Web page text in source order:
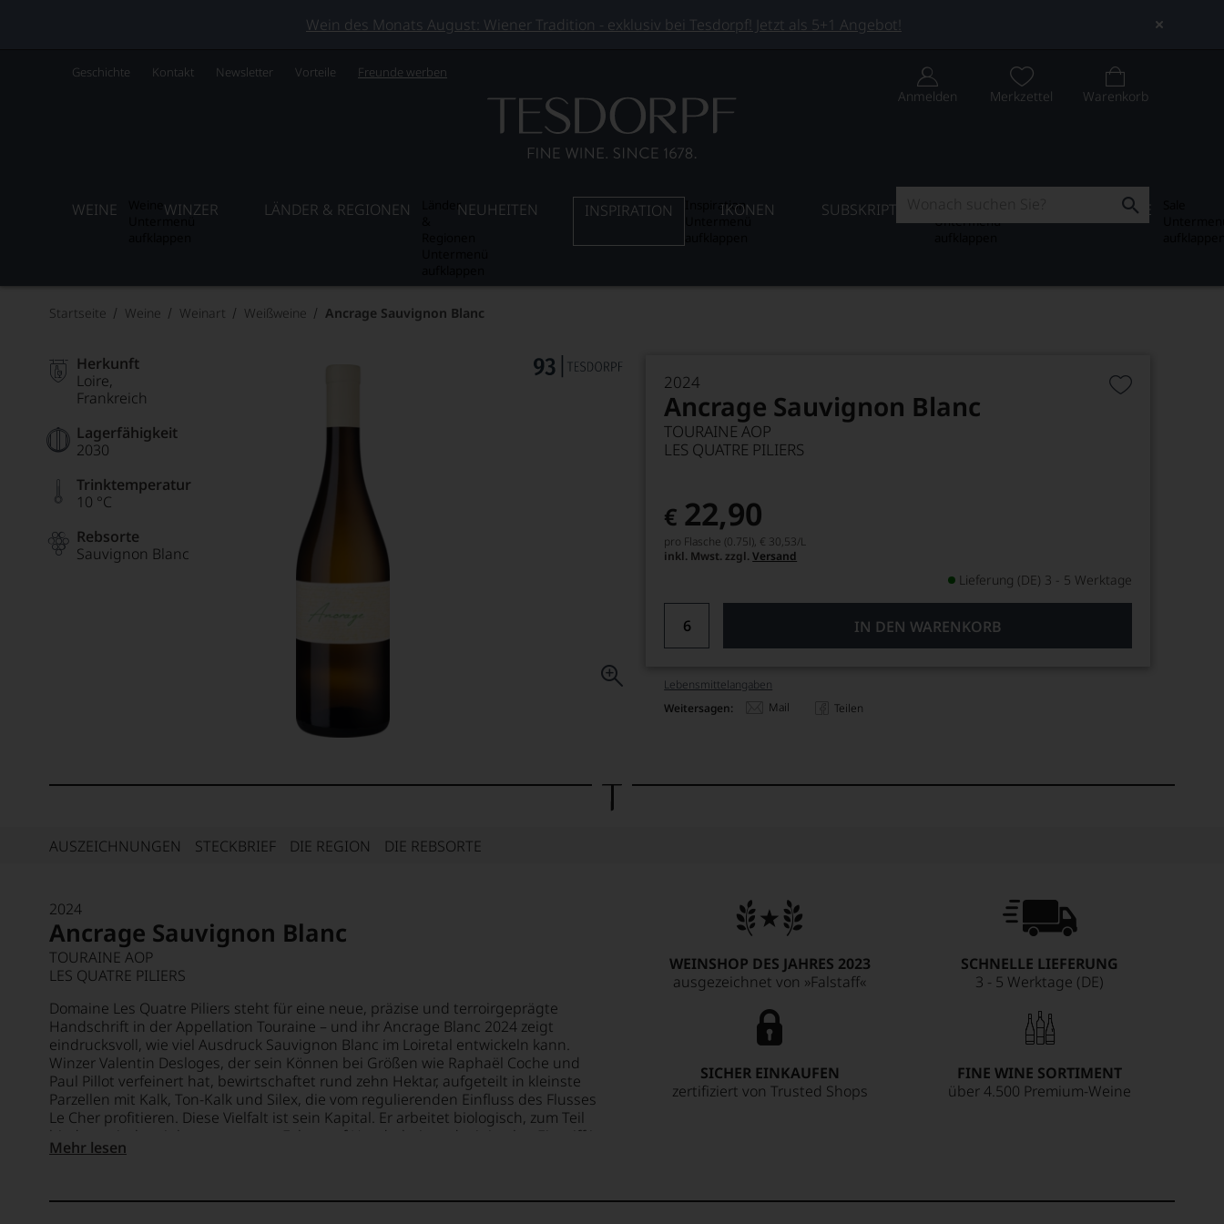
Wein des Monats August: Wiener Tradition - exklusiv bei Tesdorpf! Jetzt als 5+1 Angebot!
Geschichte Kontakt Newsletter Vorteile Freunde werben
Anmelden Merkzettel Warenkorb
WEINE WINZER LÄNDER & REGIONEN
LänderNEUHEITEN INSPIRATION
InspirationIKONEN SUBSKRIPTION
Untermenü
SALE
Startseite Weine Weinart Weißweine Ancrage Sauvignon Blanc
Herkunft
Loire
Frankreich
Lagerfähigkeit
2030
Trinktemperatur
10 °C
Rebsorte
Sauvignon Blanc
2024
Ancrage Sauvignon Blanc
TOURAINE AOP
LES QUATRE PILIERS
€ 22,90
pro Flasche (0.75l), € 30,53/L
inkl. Mwst. zzgl.Versand
Lieferung (DE) 3 - 5 Werktage
IN DEN WARENKORB
Lebensmittel­angaben
Weitersagen:
Mail Teilen
AUSZEICHNUNGEN STECKBRIEF DIE REGION DIE REBSORTE
2024
Ancrage Sauvignon Blanc
TOURAINE AOP
LES QUATRE PILIERS
Domaine Les Quatre Piliers steht für eine neue, präzise und terroirgeprägte
Handschrift in der Appellation Touraine – und ihr Ancrage Blanc 2024 zeigt
eindrucksvoll, wie viel Ausdruck Sauvignon Blanc im Loiretal entwickeln kann.
Winzer Valentin Desloges, der sein Können bei Größen wie Raphaël Coche und
Paul Pillot verfeinert hat, bewirtschaftet rund zehn Hektar, aufgeteilt in kleinste
Parzellen mit Kalk, Ton-Kalk und Silex, die vom regulierenden Einfluss des Flusses
Le Cher profitieren. Diese Vielfalt ist sein Kapital. Er arbeitet biologisch, zum Teil
biodynamisch, mit konsequentem Fokus auf Handarbeit und minimalen Eingriff im
Keller. Für den Ancrage Blanc 2024 liest er die Trauben per Hand, vergärt sie
den Wein subtil formt, ohne ihn zu beschweren. Im Glas leuchtet er hellgelb mit
Mehr lesen
WEINSHOP DES JAHRES 2023
ausgezeichnet von »Falstaff«
SCHNELLE LIEFERUNG
3 - 5 Werktage (DE)
SICHER EINKAUFEN
zertifiziert von Trusted Shops
FINE WINE SORTIMENT
über 4.500 Premium-Weine